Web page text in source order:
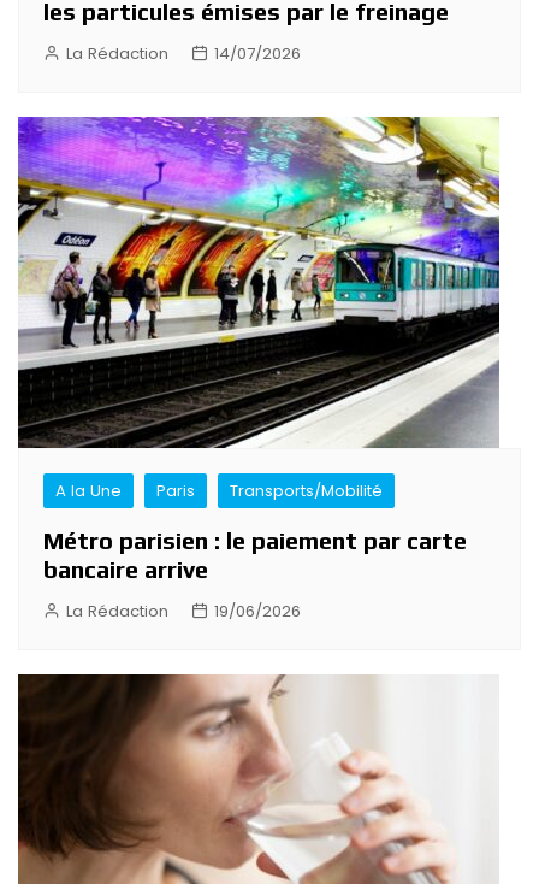
les particules émises par le freinage
La Rédaction 14/07/2026
A la Une Paris Transports/Mobilité
Métro parisien : le paiement par carte
bancaire arrive
La Rédaction 19/06/2026